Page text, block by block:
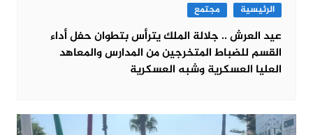
الرئيسية مجتمع
عيد العرش .. جلالة الملك يترأس بتطوان حفل أداء
القسم للضباط المتخرجين من المدارس والمعاهد
العليا العسكرية وشبه العسكرية